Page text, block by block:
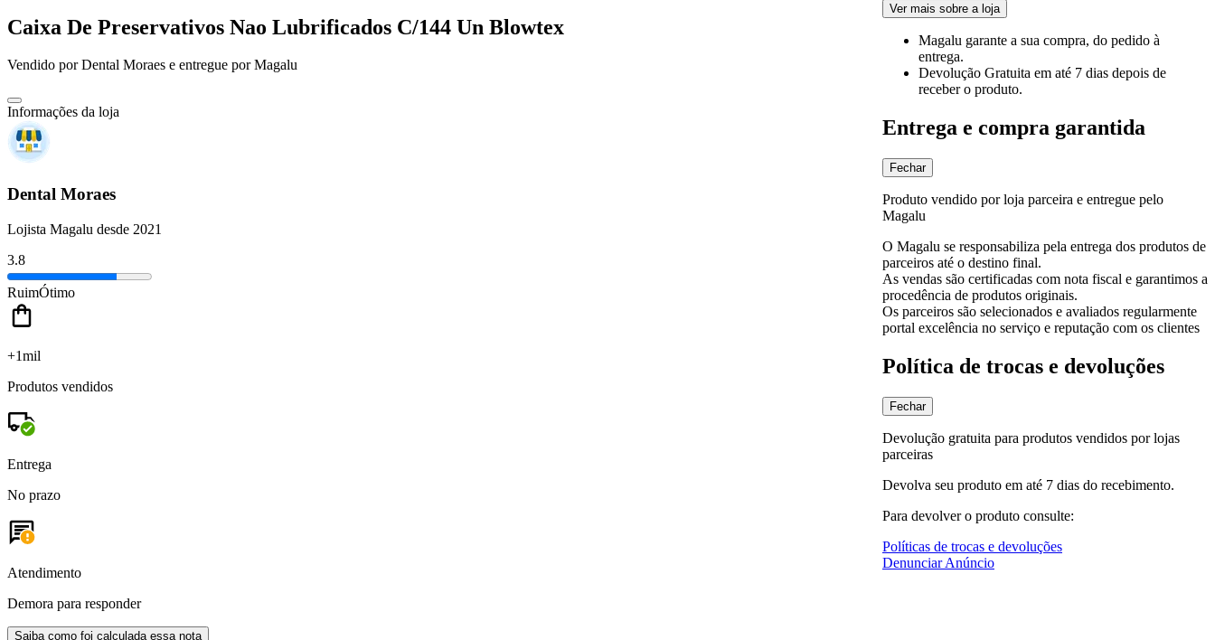
Caixa De Preservativos Nao Lubrificados C/144 Un Blowtex
Vendido porDental Moraes e entregue por Magalu
Informações da loja
Dental Moraes
Lojista Magalu desde 2021
3.8
RuimÓtimo
+1mil
Produtos vendidos
Entrega
No prazo
Atendimento
Demora para responder
Saiba como foi calculada essa nota
Ver mais sobre a loja
Magalu garante a sua compra, do pedido à
entrega.
Devolução Gratuita em até 7 dias depois de
receber o produto.
Entrega e compra garantida
Fechar
Produto vendido por loja parceira e entregue pelo
Magalu
O Magalu se responsabiliza pela entrega dos produtos de
parceiros até o destino final.
As vendas são certificadas com nota fiscal e garantimos a
procedência de produtos originais.
Os parceiros são selecionados e avaliados regularmente
portal excelência no serviço e reputação com os clientes
Política de trocas e devoluções
Fechar
Devolução gratuita para produtos vendidos por lojas
parceiras
Devolva seu produto em até 7 dias do recebimento.
Para devolver o produto consulte:
Políticas de trocas e devoluções
Denunciar Anúncio